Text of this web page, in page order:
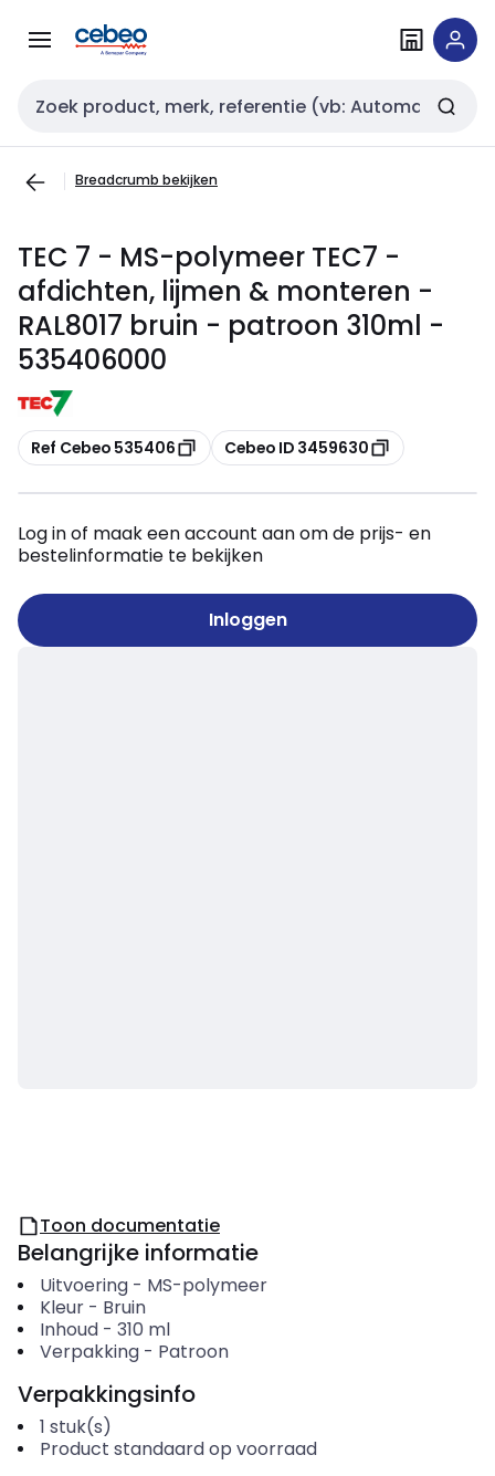
naar
naar
Zoekveld invoer
Breadcrumb bekijken
TEC 7 - MS-polymeer TEC7 -
afdichten, lijmen & monteren -
RAL8017 bruin - patroon 310ml -
535406000
Kopiëren
Ref Cebeo 535406 Kopiëren
Cebeo ID 3459630
Log in of maak een account aan om de prijs- en
bestelinformatie te bekijken
Inloggen
Toon documentatie
Belangrijke informatie
Uitvoering- MS-polymeer
Kleur- Bruin
Inhoud- 310 ml
Verpakking- Patroon
Verpakkingsinfo
1 stuk(s)
Product standaard op voorraad